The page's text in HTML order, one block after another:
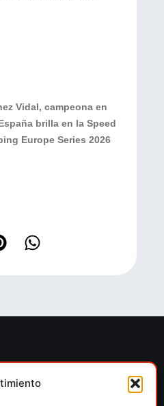
Vidal, campeona en
brilla en la Speed
Europe Series 2026